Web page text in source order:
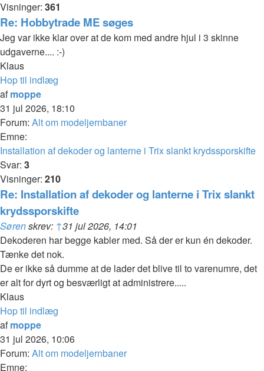
Visninger: 361
Re: Hobbytrade ME søges
Jeg var ikke klar over at de kom med andre hjul i 3 skinne
udgaverne.... :-)
Klaus
Hop til indlæg
afmoppe
31 jul 2026, 18:10
Forum: Alt om modeljernbaner
Emne:
Installation af dekoder og lanterne i Trix slankt krydssporskifte
Svar: 3
Visninger: 210
Re: Installation af dekoder og lanterne i Trix slankt
krydssporskifte
Sørenskrev: ↑31 jul 2026, 14:01
Dekoderen har begge kabler med. Så der er kun én dekoder.
Tænke det nok.
De er ikke så dumme at de lader det blive til to varenumre, det
er alt for dyrt og besværligt at administrere.....
Klaus
Hop til indlæg
afmoppe
31 jul 2026, 10:06
Forum: Alt om modeljernbaner
Emne: